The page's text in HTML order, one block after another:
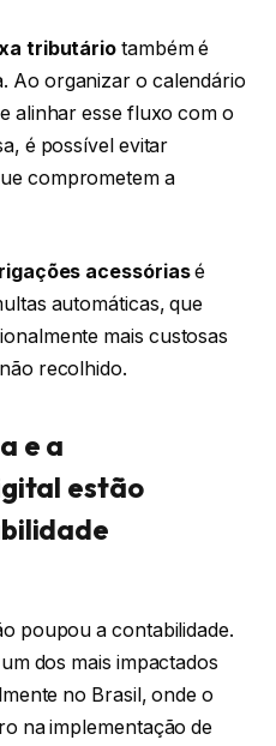
tributário também é
Ao organizar o calendário
alinhar esse fluxo com o
é possível evitar
comprometem a
acessóriasé
automáticas, que
mais custosas
recolhido.
e a
estão
poupou a contabilidade.
dos mais impactados
no Brasil, onde o
na implementação de